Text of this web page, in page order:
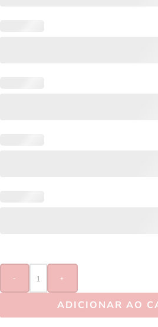
- +
ADICIONAR AO